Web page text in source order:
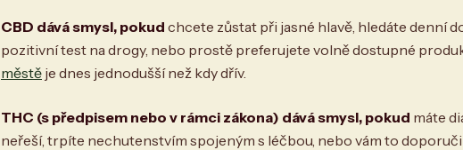
CBD dává smysl, pokud chcete zůstat při jasné hlavě, hledáte denní
pozitivní test na drogy, nebo prostě preferujete volně dostupné
městě je dnes jednodušší než kdy dřív.
THC (s předpisem nebo v rámci zákona) dává smysl, pokud máte
neřeší, trpíte nechutenstvím spojeným s léčbou, nebo vám to